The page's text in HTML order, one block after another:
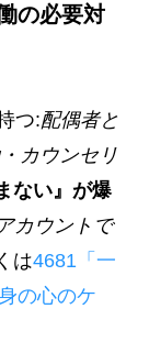
の必要対
つ:配偶者と
カウンセリ
ない』が爆
カウントで
は4681「一
の心のケ